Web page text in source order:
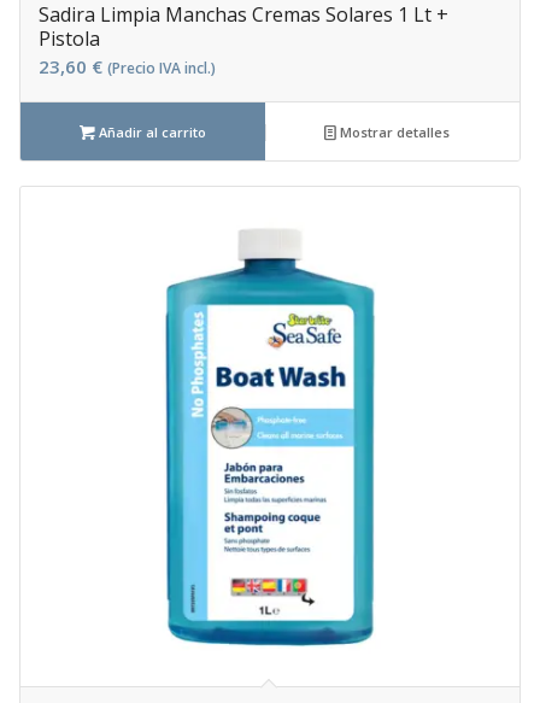
Sadira Limpia Manchas Cremas Solares 1 Lt +
Pistola
23,60 € (Precio IVA incl.)
Añadir al carrito Mostrar detalles